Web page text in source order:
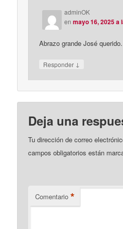
adminOK
enmayo 16, 2025 a
Abrazo grande José querido.
Responder ↓
Deja una
Tu dirección de correo
campos obligatorios están
Comentario *